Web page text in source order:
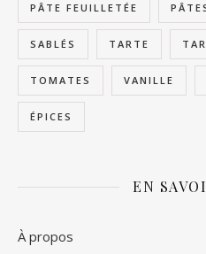
PÂTE FEUILLETÉE
SABLÉS TARTE
TOMATES VANILLE
ÉPICES
EN
À propos